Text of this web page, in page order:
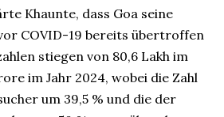
Khaunte, dass Goa seine
COVID-19 bereits übertroffen
stiegen von 80,6 Lakh im
im Jahr 2024, wobei die Zahl
um 39,5 % und die der